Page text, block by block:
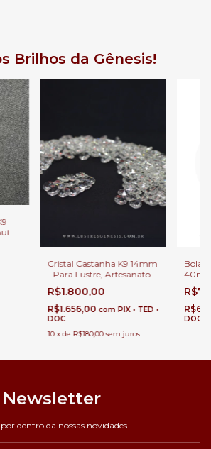
Brilhos da Gênesis!
-
Cristal Castanha K9 14mm
- Para Lustre, Artesanato e
Feng-Shui - Caixa Parda 12
mil Unidades - Venda
Atacado
R$1.800,00
R$1.656,00 com PIX • TED •
DOC
10 xde R$180,00 sem juros
Bola
DOC
Newsletter
dentro da nossas novidades